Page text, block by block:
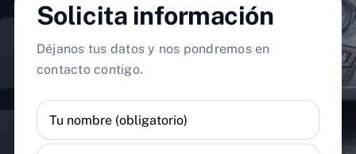
Solicita información
Déjanos tus datos y nos pondremos en
contacto contigo.